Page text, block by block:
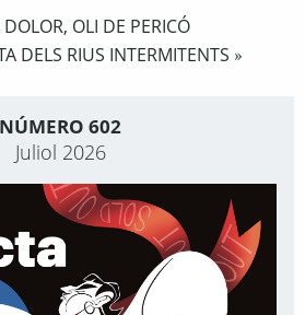
DOLOR, OLI DE PERICÓ
DELS RIUS INTERMITENTS »
NÚMERO 602
Juliol 2026